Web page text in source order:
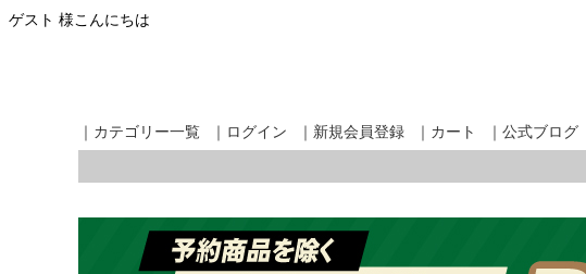
ゲスト 様こんにちは
｜カテゴリー一覧 ｜ログイン ｜新規会員登録 ｜カート ｜公式ブログ